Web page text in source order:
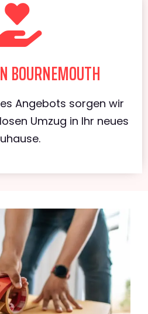
BOURNEMOUTH
Angebots sorgen wir
Umzug in Ihr neues